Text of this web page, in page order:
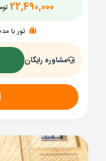
22,490,000
تور با
مشاوره رایگان